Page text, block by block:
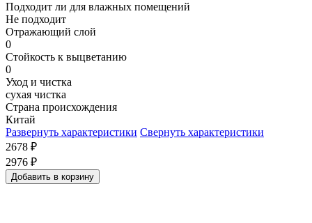
Подходит ли для влажных помещений
Не подходит
Отражающий слой
0
Стойкость к выцветанию
0
Уход и чистка
сухая чистка
Страна происхождения
Китай
Развернуть характеристики Свернуть характеристики
2678 ₽
2976 ₽
Добавить в корзину